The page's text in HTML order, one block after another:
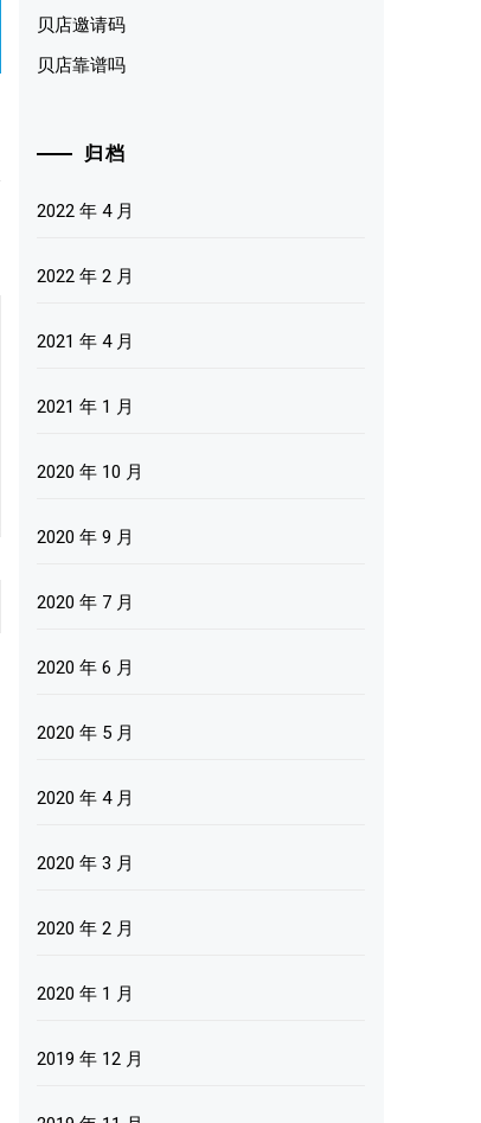
贝店邀请码
贝店靠谱吗
归档
2022 年 4 月
2022 年 2 月
2021 年 4 月
2021 年 1 月
2020 年 10 月
2020 年 9 月
2020 年 7 月
2020 年 6 月
2020 年 5 月
2020 年 4 月
2020 年 3 月
2020 年 2 月
2020 年 1 月
2019 年 12 月